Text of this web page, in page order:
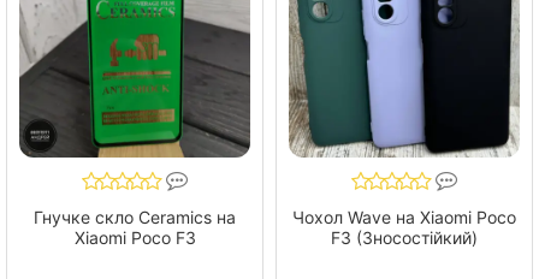
Гнучке скло Ceramics на
Xiaomi Poco F3
Чохол Wave на Xiaomi Poco
F3 (Зносостійкий)